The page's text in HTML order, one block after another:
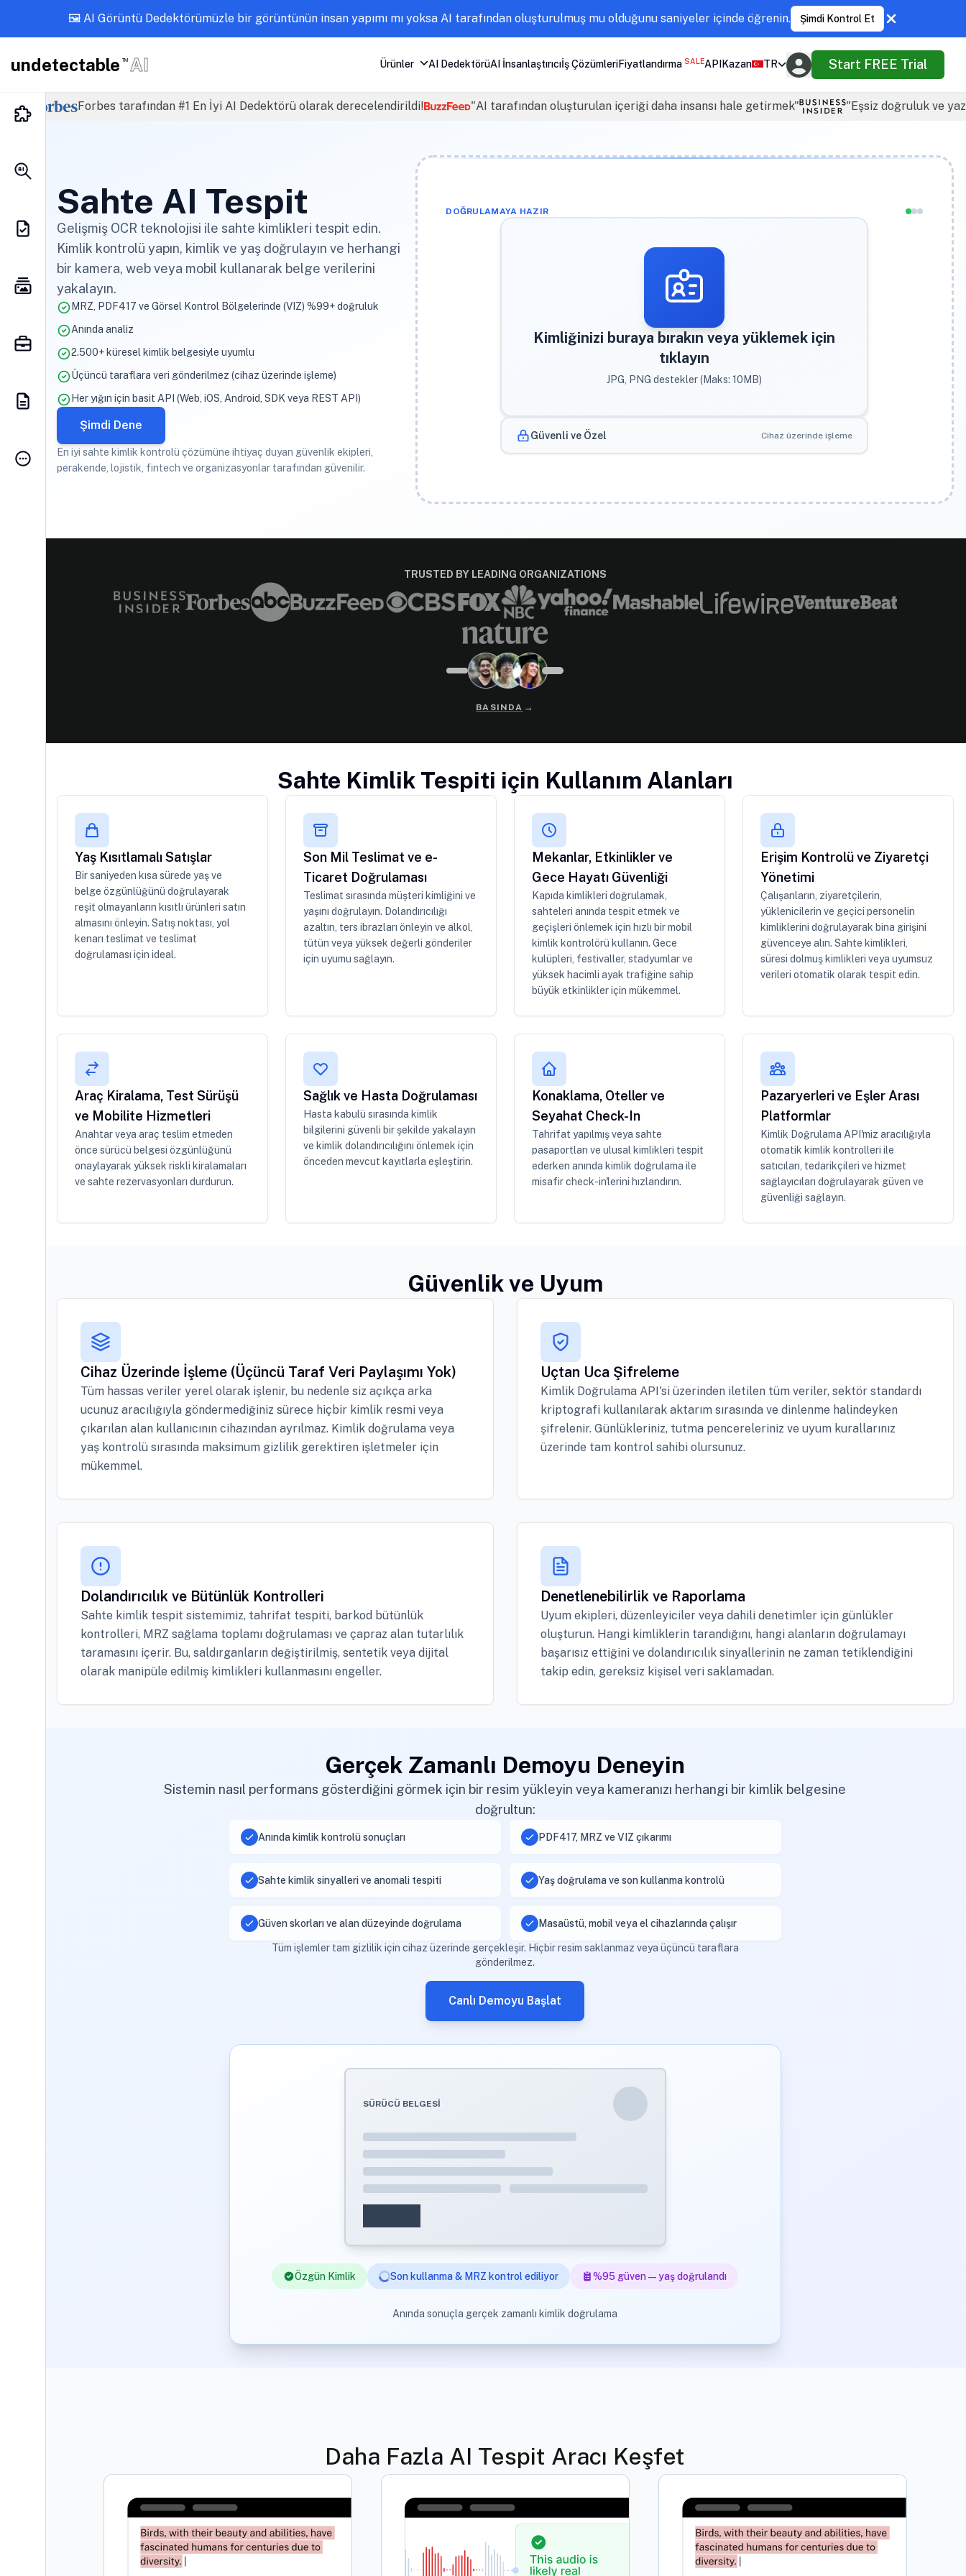
🖼️ AI Görüntü Dedektörümüzle bir görüntünün insan yapımı mı yoksa AI tarafından oluşturulmuş mu olduğunu saniyeler içinde öğrenin. Şimdi Kontrol Et
undetectable TM AI Ürünler AI DedektörüAI İnsanlaştırıcıİş ÇözümleriFiyatlandırma SALEAPI Kazan TR Start FREE Trial
Forbes tarafından #1 En İyi AI Dedektörü olarak derecelendirildi! "AI tarafından oluşturulan içeriği daha insansı hale getirmek" "Eşsiz doğruluk ve
Sahte AI Tespit
Gelişmiş OCR teknolojisi ile sahte kimlikleri tespit edin.
Kimlik kontrolü yapın, kimlik ve yaş doğrulayın ve herhangi
bir kamera, web veya mobil kullanarak belge verilerini
yakalayın.
MRZ, PDF417 ve Görsel Kontrol Bölgelerinde (VIZ) %99+ doğruluk
Anında analiz
2.500+ küresel kimlik belgesiyle uyumlu
Üçüncü taraflara veri gönderilmez (cihaz üzerinde işleme)
Her yığın için basit API (Web, iOS, Android, SDK veya REST API)
Şimdi Dene
En iyi sahte kimlik kontrolü çözümüne ihtiyaç duyan güvenlik ekipleri,
perakende, lojistik, fintech ve organizasyonlar tarafından güvenilir.
DOĞRULAMAYA HAZIR
Kimliğinizi buraya bırakın veya yüklemek için
tıklayın
JPG, PNG destekler (Maks: 10MB)
Güvenli ve Özel Cihaz üzerinde işleme
TRUSTED BY LEADING ORGANIZATIONS
BASINDA →
Sahte Kimlik Tespiti için Kullanım Alanları
Yaş Kısıtlamalı Satışlar
Bir saniyeden kısa sürede yaş ve
belge özgünlüğünü doğrulayarak
reşit olmayanların kısıtlı ürünleri satın
almasını önleyin. Satış noktası, yol
kenarı teslimat ve teslimat
doğrulaması için ideal.
Son Mil Teslimat ve e-
Ticaret Doğrulaması
Teslimat sırasında müşteri kimliğini ve
yaşını doğrulayın. Dolandırıcılığı
azaltın, ters ibrazları önleyin ve alkol,
tütün veya yüksek değerli gönderiler
için uyumu sağlayın.
Mekanlar, Etkinlikler ve
Gece Hayatı Güvenliği
Kapıda kimlikleri doğrulamak,
sahteleri anında tespit etmek ve
geçişleri önlemek için hızlı bir mobil
kimlik kontrolörü kullanın. Gece
kulüpleri, festivaller, stadyumlar ve
yüksek hacimli ayak trafiğine sahip
büyük etkinlikler için mükemmel.
Erişim Kontrolü ve Ziyaretçi
Yönetimi
Çalışanların, ziyaretçilerin,
yüklenicilerin ve geçici personelin
kimliklerini doğrulayarak bina girişini
güvenceye alın. Sahte kimlikleri,
süresi dolmuş kimlikleri veya uyumsuz
verileri otomatik olarak tespit edin.
Araç Kiralama, Test Sürüşü
ve Mobilite Hizmetleri
Anahtar veya araç teslim etmeden
önce sürücü belgesi özgünlüğünü
onaylayarak yüksek riskli kiralamaları
ve sahte rezervasyonları durdurun.
Sağlık ve Hasta Doğrulaması
Hasta kabulü sırasında kimlik
bilgilerini güvenli bir şekilde yakalayın
ve kimlik dolandırıcılığını önlemek için
önceden mevcut kayıtlarla eşleştirin.
Konaklama, Oteller ve
Seyahat Check-In
Tahrifat yapılmış veya sahte
pasaportları ve ulusal kimlikleri tespit
ederken anında kimlik doğrulama ile
misafir check-in'lerini hızlandırın.
Pazaryerleri ve Eşler Arası
Platformlar
Kimlik Doğrulama API'miz aracılığıyla
otomatik kimlik kontrolleri ile
satıcıları, tedarikçileri ve hizmet
sağlayıcıları doğrulayarak güven ve
güvenliği sağlayın.
Güvenlik ve Uyum
Cihaz Üzerinde İşleme (Üçüncü Taraf Veri Paylaşımı Yok)
Tüm hassas veriler yerel olarak işlenir, bu nedenle siz açıkça arka
ucunuz aracılığıyla göndermediğiniz sürece hiçbir kimlik resmi veya
çıkarılan alan kullanıcının cihazından ayrılmaz. Kimlik doğrulama veya
yaş kontrolü sırasında maksimum gizlilik gerektiren işletmeler için
mükemmel.
Uçtan Uca Şifreleme
Kimlik Doğrulama API'si üzerinden iletilen tüm veriler, sektör standardı
kriptografi kullanılarak aktarım sırasında ve dinlenme halindeyken
şifrelenir. Günlükleriniz, tutma pencereleriniz ve uyum kurallarınız
üzerinde tam kontrol sahibi olursunuz.
Dolandırıcılık ve Bütünlük Kontrolleri
Sahte kimlik tespit sistemimiz, tahrifat tespiti, barkod bütünlük
kontrolleri, MRZ sağlama toplamı doğrulaması ve çapraz alan tutarlılık
taramasını içerir. Bu, saldırganların değiştirilmiş, sentetik veya dijital
olarak manipüle edilmiş kimlikleri kullanmasını engeller.
Denetlenebilirlik ve Raporlama
Uyum ekipleri, düzenleyiciler veya dahili denetimler için günlükler
oluşturun. Hangi kimliklerin tarandığını, hangi alanların doğrulamayı
başarısız ettiğini ve dolandırıcılık sinyallerinin ne zaman tetiklendiğini
takip edin, gereksiz kişisel veri saklamadan.
Gerçek Zamanlı Demoyu Deneyin
Sistemin nasıl performans gösterdiğini görmek için bir resim yükleyin veya kameranızı herhangi bir kimlik belgesine
doğrultun:
Anında kimlik kontrolü sonuçları PDF417, MRZ ve VIZ çıkarımı
Sahte kimlik sinyalleri ve anomali tespiti Yaş doğrulama ve son kullanma kontrolü
Güven skorları ve alan düzeyinde doğrulama Masaüstü, mobil veya el cihazlarında çalışır
Tüm işlemler tam gizlilik için cihaz üzerinde gerçekleşir. Hiçbir resim saklanmaz veya üçüncü taraflara
gönderilmez.
Canlı Demoyu Başlat
SÜRÜCÜ BELGESİ
Özgün Kimlik Son kullanma & MRZ kontrol ediliyor %95 güven — yaş doğrulandı
Anında sonuçla gerçek zamanlı kimlik doğrulama
Daha Fazla AI Tespit Aracı Keşfet